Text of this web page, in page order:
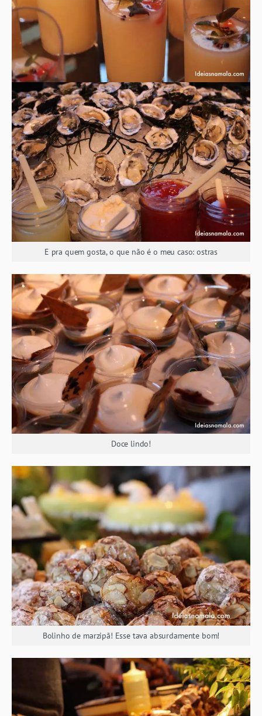
E pra quem gosta, o que não é o meu caso: ostras
Doce lindo!
Bolinho de marzipã! Esse tava absurdamente bom!